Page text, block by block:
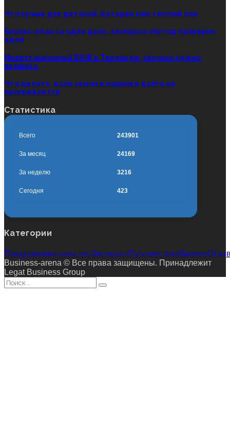
Что лучше для детской: батареи или теплый пол
Бизнес-план за один день: экспресс-метод проверки
идеи
Инвестиционный ВНЖ в Таиланде, сколько нужно
вложить
Что делать, если земля в парнике долго не
прогревается
Статистика
Всего 243901
За месяц 24169
За неделю 3216
Сегодня 423
Категории
ПредпринимательствоЭкспертыПутешествияБизнес
Business-arena © Все права защищены. Принадлежит
Legat Business Group